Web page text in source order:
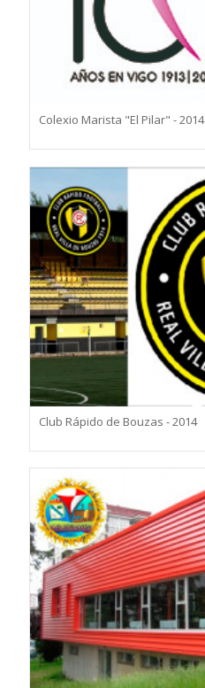
Colexio Marista "El Pilar" - 2014
Club Rápido de Bouzas - 2014